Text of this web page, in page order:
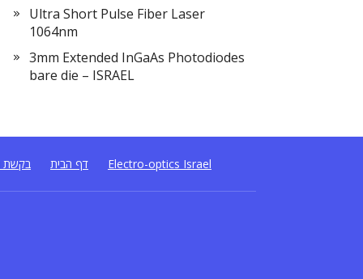
Ultra Short Pulse Fiber Laser
1064nm
3mm Extended InGaAs Photodiodes
bare die – ISRAEL
בקשת דף הבית Electro-optics Israel